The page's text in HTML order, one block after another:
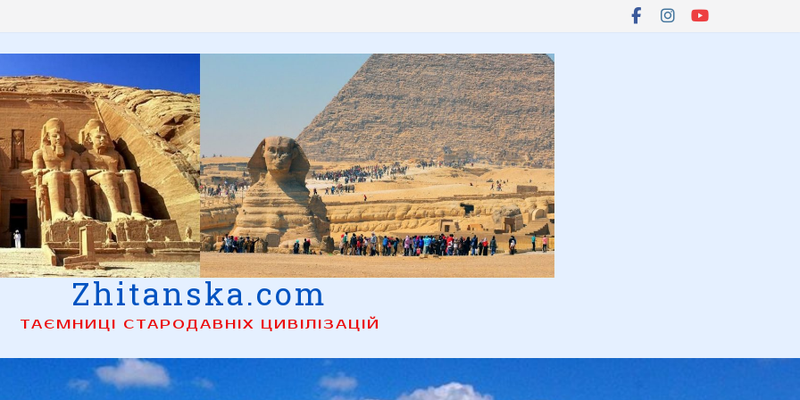
Zhitanska.com
ТАЄМНИЦІ СТАРОДАВНІХ ЦИВІЛІЗАЦІЙ